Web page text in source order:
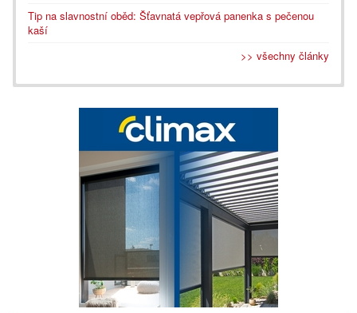
Tip na slavnostní oběd: Šťavnatá vepřová panenka s pečenou
kaší
>> všechny články